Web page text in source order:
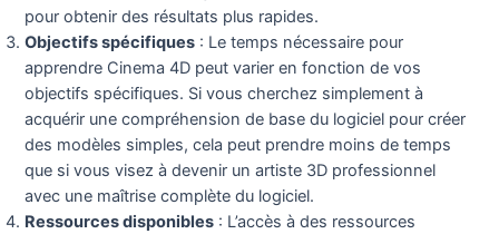
pour obtenir des résultats plus rapides.
Objectifs spécifiques : Le temps nécessaire pour
apprendre Cinema 4D peut varier en fonction de vos
objectifs spécifiques. Si vous cherchez simplement à
acquérir une compréhension de base du logiciel pour créer
des modèles simples, cela peut prendre moins de temps
que si vous visez à devenir un artiste 3D professionnel
avec une maîtrise complète du logiciel.
Ressources disponibles : L’accès à des ressources